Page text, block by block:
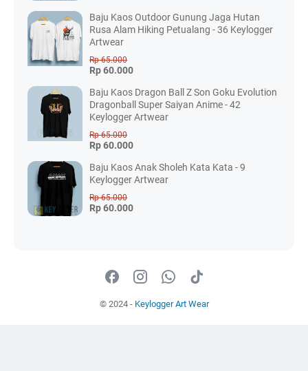
Baju Kaos Outdoor Gunung Jaga Hutan
Rusa Alam Hiking Petualang - 36 Keylogger
Artwear
Rp 65.000
Rp 60.000
Baju Kaos Dragon Ball Z Son Goku Evolution
Dragonball Super Saiyan Anime - 42
Keylogger Artwear
Rp 65.000
Rp 60.000
Baju Kaos Anak Sholeh Kata Kata - 9
Keylogger Artwear
Rp 65.000
Rp 60.000
© 2024 - Keylogger Art Wear